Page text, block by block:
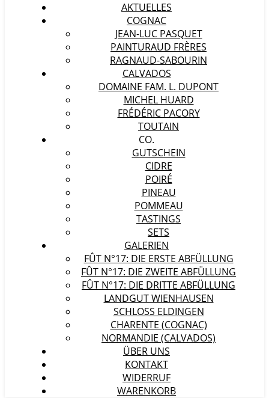
AKTUELLES
COGNAC
JEAN-LUC PASQUET
PAINTURAUD FRÈRES
RAGNAUD-SABOURIN
CALVADOS
DOMAINE FAM. L. DUPONT
MICHEL HUARD
FRÉDÉRIC PACORY
TOUTAIN
CO.
GUTSCHEIN
CIDRE
POIRÉ
PINEAU
POMMEAU
TASTINGS
SETS
GALERIEN
FÛT N°17: DIE ERSTE ABFÜLLUNG
FÛT N°17: DIE ZWEITE ABFÜLLUNG
FÛT N°17: DIE DRITTE ABFÜLLUNG
LANDGUT WIENHAUSEN
SCHLOSS ELDINGEN
CHARENTE (COGNAC)
NORMANDIE (CALVADOS)
ÜBER UNS
KONTAKT
WIDERRUF
WARENKORB